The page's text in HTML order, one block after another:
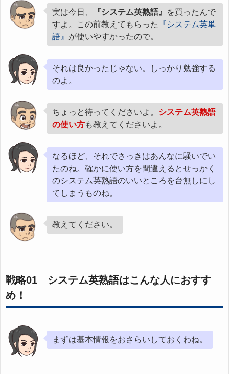
実は今日、 『システム英熟語』
を買ったんで
すよ。この前教えてもらった
『システム英単
語』 が使いやすかったので。
それは良かったじゃない。しっかり勉強する
のよ。
ちょっと待ってくださいよ。 システム英熟語
の使い方も教えてくださいよ。
なるほど、それでさっきはあんなに騒いでい
たのね。確かに使い方を間違えるとせっかく
のシステム英熟語のいいところを台無しにし
てしまうものね。
教えてください。
戦略01 システム英熟語はこんな人におすす
め！
まずは基本情報をおさらいしておくわね。